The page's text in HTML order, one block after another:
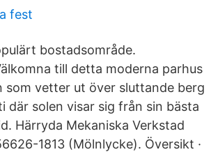
fest
bostadsområde.
till detta moderna parhus
som vetter ut över sluttande berg
där solen visar sig från sin bästa
Härryda Mekaniska Verkstad
1813 (Mölnlycke). Översikt ·